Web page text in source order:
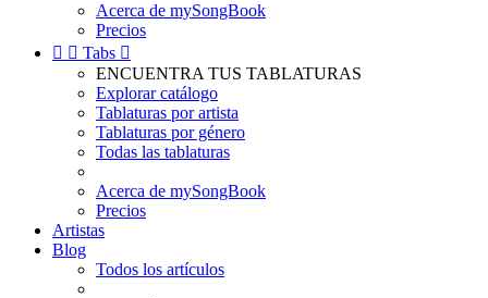
Acerca de mySongBook
Precios
  Tabs 
ENCUENTRA TUS TABLATURAS
Explorar catálogo
Tablaturas por artista
Tablaturas por género
Todas las tablaturas
Acerca de mySongBook
Precios
Artistas
Blog
Todos los artículos